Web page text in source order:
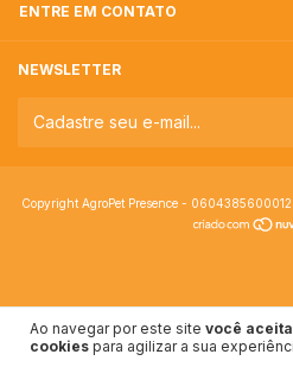
Ao navegar por este site você
cookies para agilizar a sua
ENTRE EM CONTATO
NEWSLETTER
Copyright AgroPet Presence -